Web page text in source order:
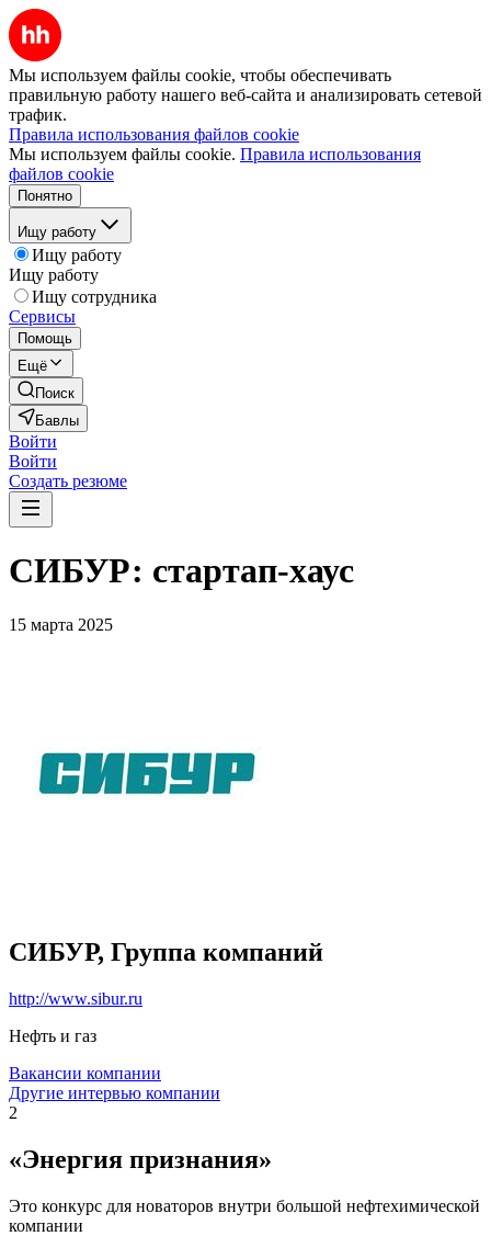
Мы используем файлы cookie, чтобы обеспечивать
правильную работу нашего веб-сайта и анализировать сетевой
трафик.
Правила использования файлов cookie
Мы используем файлы cookie. Правила использования
файлов cookie
Понятно
Ищу работу
Ищу работу
Ищу работу
Ищу сотрудника
Сервисы
Помощь
Ещё
Поиск
Бавлы
Войти
Войти
Создать резюме
СИБУР: стартап-хаус
15 марта 2025
СИБУР, Группа компаний
http://www.sibur.ru
Нефть и газ
Вакансии компании
Другие интервью компании
2
«Энергия признания»
Это конкурс для новаторов внутри большой нефтехимической
компании